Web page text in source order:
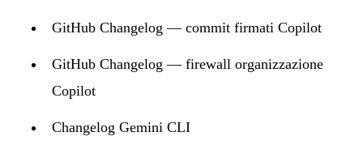
GitHub Changelog — commit firmati Copilot
GitHub Changelog — firewall organizzazione
Copilot
Changelog Gemini CLI